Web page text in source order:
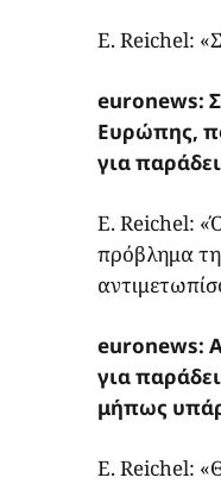
E. Reichel:
euronews:
Ευρώπης,
για
E. Reichel:
πρόβλημα
euronews:
για
μήπως
E. Reichel: